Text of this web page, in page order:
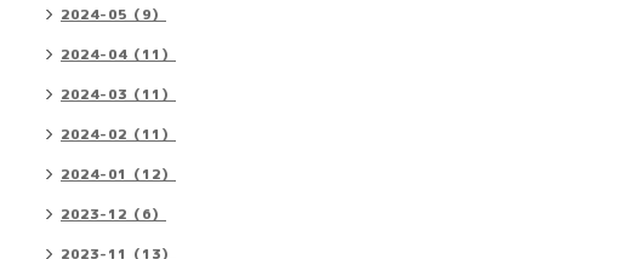
2024-05（9）
2024-04（11）
2024-03（11）
2024-02（11）
2024-01（12）
2023-12（6）
2023-11（13）